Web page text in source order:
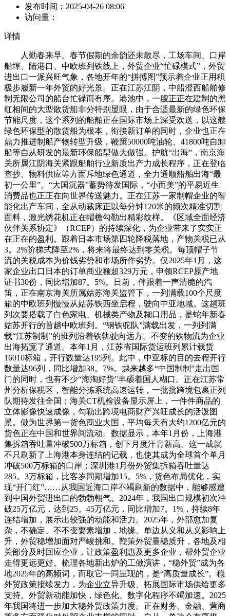
发布时间： 2025-04-26 08:06
访问量：
详情
人勤春来早。春节假期的余韵还未散尽，工场车间、口岸
船埠、陆港口、中欧班列铁线上，外贸企业“忙碌模式”，外贸
进出口一派兴旺气象，各地开年的“拼搏图”预示着企业正用积
极步履新一年外贸的好光景。正在江苏江阴，中船澄西船舶修
制无限公司的船台忙碌而有序。港池中，一艘正正在建制的黑
红相间的大型散货船非分特别显眼，由于合适最新的绿色环保
节能尺度，这个系列的船舶正在国际市场上深受欢送，以这艘
绿色环保型的散货船为根本，衔接新订单的同时，企业也正在
鼎力推进制船产物转型升级，鞭策50000吨油轮、41800吨自卸
船等自从研发的最新环保船型做大做强。护航“出海”，南京海
关所属江阴海关紧跟船舶行业新质出产力成长程序，正在登临
查抄、物料供应等方面斥地绿色通道，全力通顺船舶出海“最
初一公里”。“大国沉器”蓄势待发国际，“小而美”的平易近生
消费品也正正在向世界传送魅力。正在江苏一家制帽企业的智
能化出产车间，全从动裁床正以每分钟120米的频次精准切割
面料，激光绣花机正在帽檐勾勒出精彩纹样。《区域全面经济
伙伴关系协定》（RCEP）的持续深化，为企业带来了实实正
在正在的盈利。跟着日本市场第四轮降税落地，产物关税已从
3。2%阶梯式降至2%，将来将最终达到零关税。每顶帽子节
流的关税成本为价钱劣势和市场所作劣势。仅2025年1月，这
家企业出口日本的订单商业额超329万元，申领RCEP原产地
证书30份，同比增加87。5%。日前，伴跟着一声清脆的汽
笛，正在南京海关所属姑苏海关监管下，一列满载100个尺度
箱的中欧班列慢慢从姑苏铁西坐启程，驶向中亚地域。这趟班
列次要搭载了白色家电、机械类产物及糊口用品，是蛇年新春
姑苏开行的首趟中欧班列。“钢铁驼队”满载出发，一列列满
载“江苏制制”的班列沿着铁轨驶向远方。不变的铁物流为企业
出海拓宽了通道。本年1月，江苏省国际货运班列累计载货
16010标箱，开行数量达195列。此中，中亚标的目的去程开行
数量达96列，同比增加38。7%。越来越多“中国制制”走出国
门的同时，也有不少“海淘好货”丰硕着国人糊口。正在江苏常
州分析保税区，智能分拣系统高速运转，一批批跨境包裹正列
队期待发往全国；海关CT机检设备显示屏上，一件件商品的
立体影像快速成像，勾勒出跨境电商财产兴旺成长的活泼图
景。做为世界第一货色商业大国，平均每天有大约1200亿元的
货色正在中国和世界间流动。数据显示，本年1月份，上海港
集拆箱吞吐量冲破500万标箱，创下月度汗青新高。这一成就
不只刷新了上海港本身连结的记载，也使其成为全球首个单月
冲破500万标箱的口岸；深圳港1月份外贸集拆箱吞吐量达
285。3万标箱，比客岁同期增加15。5%，货色布局优化，实
现“开门红”……从我国近海口岸不竭刷新的数据中，能够感遭
到中国外贸进出口的勃勃朝气。2024年，我国出口规模初次冲
破25万亿元，达到25。45万亿元，同比增加7。1%，持续8年
连结增加，展示出较强的动能和活力。2025年，外部愈加复
杂，不确定、不不变要素增加，地缘、单边从义和从义影响上
升，外贸稳增加面对严峻挑和。鞭策外贸量稳质升，各地及相
关部分及时回应企业，让政策盈利惠及更多企业，帮外贸企业
走得更远更好。梳理各地新出炉的工做演讲，“稳外贸”成为各
地2025年的高频词，而取它一同呈现的，是“高质量成长”。稳
外贸政策接续发力，为企业立异升级、拓展国际市场供给更多
支持。外贸新动能加快，绿色化、数字化程序不竭加速。2025
年我国将进一步加大稳外贸政策力度。正在财务、金融、营商